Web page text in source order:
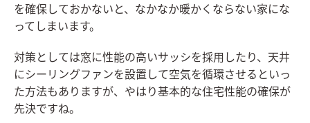
を確保しておかないと、なかなか暖かくならない家にな
ってしまいます。
対策としては窓に性能の高いサッシを採用したり、天井
にシーリングファンを設置して空気を循環させるといっ
た方法もありますが、やはり基本的な住宅性能の確保が
先決ですね。